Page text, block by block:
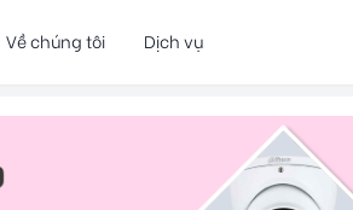
Về chúng tôi Dịch vụ